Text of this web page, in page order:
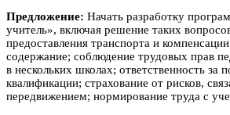
Предложение: Начать разработку
учитель», включая решение таких
предоставления транспорта и
содержание; соблюдение трудовых прав
в нескольких школах; ответственность за
квалификации; страхование от рисков,
передвижением; нормирование труда с